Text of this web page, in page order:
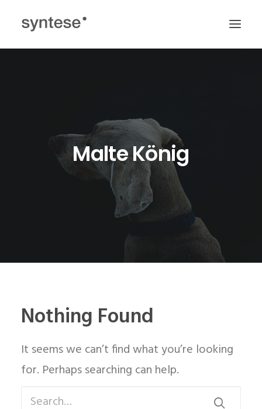
Malte König
Nothing Found
It seems we can’t find what you’re looking
for. Perhaps searching can help.